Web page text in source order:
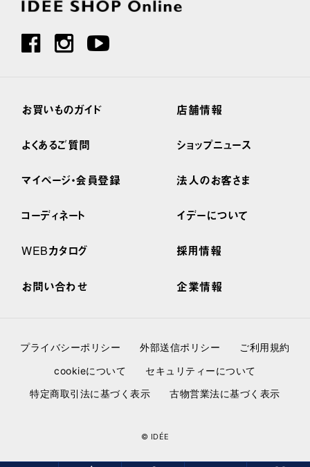
お買いものガイド
よくあるご質問
マイページ・会員登録
コーディネート
WEBカタログ
お問い合わせ
店舗情報
ショップニュース
法人のお客さま
イデーについて
採用情報
企業情報
プライバシーポリシー 外部送信ポリシー
ご利用規約
cookieについて
セキュリティーについて
特定商取引法に基づく表示
古物営業法に基づく表示
© IDÉE